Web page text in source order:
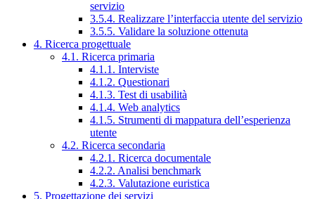
servizio
3.5.4. Realizzare l’interfaccia utente del servizio
3.5.5. Validare la soluzione ottenuta
4. Ricerca progettuale
4.1. Ricerca primaria
4.1.1. Interviste
4.1.2. Questionari
4.1.3. Test di usabilità
4.1.4. Web analytics
4.1.5. Strumenti di mappatura dell’esperienza
utente
4.2. Ricerca secondaria
4.2.1. Ricerca documentale
4.2.2. Analisi benchmark
4.2.3. Valutazione euristica
5. Progettazione dei servizi